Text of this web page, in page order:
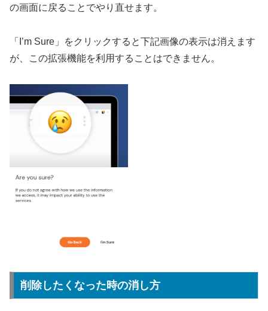
の画面に戻ることでやり直せます。
「I’m Sure」をクリックすると下記画像の表示は消えます
が、この拡張機能を利用することはできません。
削除したくなった時の消し方